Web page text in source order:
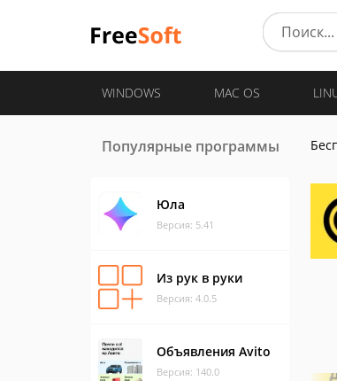
WINDOWS MAC OS
Популярные программы
Юла
Версия: 5.41
Из рук в руки
Версия: 4.0.5
Объявления Avito
Версия: 140.0